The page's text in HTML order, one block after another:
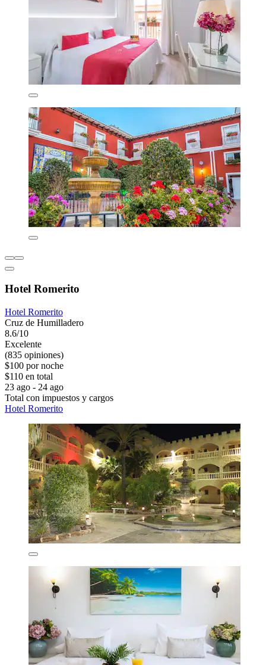
Hotel Romerito
Hotel Romerito
Cruz de Humilladero
8.6/10
Excelente
(835 opiniones)
$100 por noche
$110 en total
23 ago - 24 ago
Total con impuestos y cargos
Hotel Romerito